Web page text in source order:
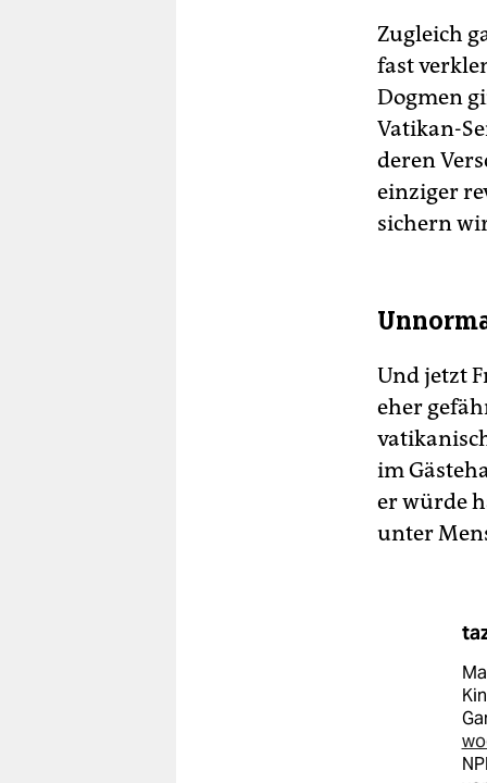
Zugleich
fast
Dogmen
Vatikan-
deren
einziger
sichern
Und jetzt
eher
im
er würde
unter